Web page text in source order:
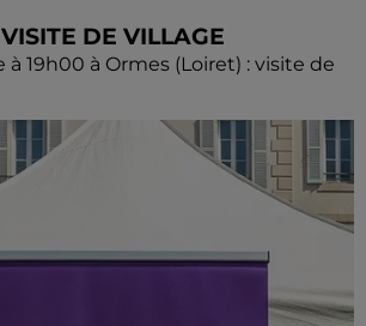
DE VILLAGE
à 19h00 à Ormes (Loiret) : visite de